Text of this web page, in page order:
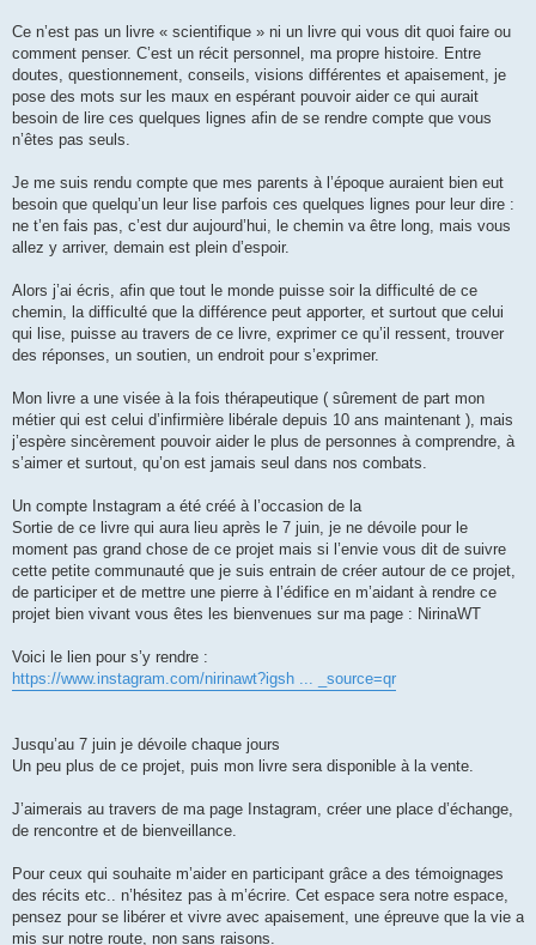
Ce n’est pas un livre « scientifique » ni un livre qui vous dit quoi faire ou
comment penser. C’est un récit personnel, ma propre histoire. Entre
doutes, questionnement, conseils, visions différentes et apaisement, je
pose des mots sur les maux en espérant pouvoir aider ce qui aurait
besoin de lire ces quelques lignes afin de se rendre compte que vous
n’êtes pas seuls.
Je me suis rendu compte que mes parents à l’époque auraient bien eut
besoin que quelqu’un leur lise parfois ces quelques lignes pour leur dire :
ne t’en fais pas, c’est dur aujourd’hui, le chemin va être long, mais vous
allez y arriver, demain est plein d’espoir.
Alors j’ai écris, afin que tout le monde puisse soir la difficulté de ce
chemin, la difficulté que la différence peut apporter, et surtout que celui
qui lise, puisse au travers de ce livre, exprimer ce qu’il ressent, trouver
des réponses, un soutien, un endroit pour s’exprimer.
Mon livre a une visée à la fois thérapeutique ( sûrement de part mon
métier qui est celui d’infirmière libérale depuis 10 ans maintenant ), mais
j’espère sincèrement pouvoir aider le plus de personnes à comprendre, à
s’aimer et surtout, qu’on est jamais seul dans nos combats.
Un compte Instagram a été créé à l’occasion de la
Sortie de ce livre qui aura lieu après le 7 juin, je ne dévoile pour le
moment pas grand chose de ce projet mais si l’envie vous dit de suivre
cette petite communauté que je suis entrain de créer autour de ce projet,
de participer et de mettre une pierre à l’édifice en m’aidant à rendre ce
projet bien vivant vous êtes les bienvenues sur ma page : NirinaWT
Voici le lien pour s’y rendre :
https://www.instagram.com/nirinawt?igsh ... _source=qr
Jusqu’au 7 juin je dévoile chaque jours
Un peu plus de ce projet, puis mon livre sera disponible à la vente.
J’aimerais au travers de ma page Instagram, créer une place d’échange,
de rencontre et de bienveillance.
Pour ceux qui souhaite m’aider en participant grâce a des témoignages
des récits etc.. n’hésitez pas à m’écrire. Cet espace sera notre espace,
pensez pour se libérer et vivre avec apaisement, une épreuve que la vie a
mis sur notre route, non sans raisons.